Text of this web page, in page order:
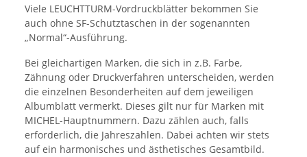
Viele LEUCHTTURM-Vordruckblätter bekommen Sie
auch ohne SF-Schutztaschen in der sogenannten
„Normal“-Ausführung.
Bei gleichartigen Marken, die sich in z.B. Farbe,
Zähnung oder Druckverfahren unterscheiden, werden
die einzelnen Besonderheiten auf dem jeweiligen
Albumblatt vermerkt. Dieses gilt nur für Marken mit
MICHEL-Hauptnummern. Dazu zählen auch, falls
erforderlich, die Jahreszahlen. Dabei achten wir stets
auf ein harmonisches und ästhetisches Gesamtbild.